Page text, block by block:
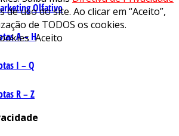
Olfativo
A – H
I – Q
R – Z
de uso do site. Ao clicar em “Aceito”,
de TODOS os cookies.
Aceito